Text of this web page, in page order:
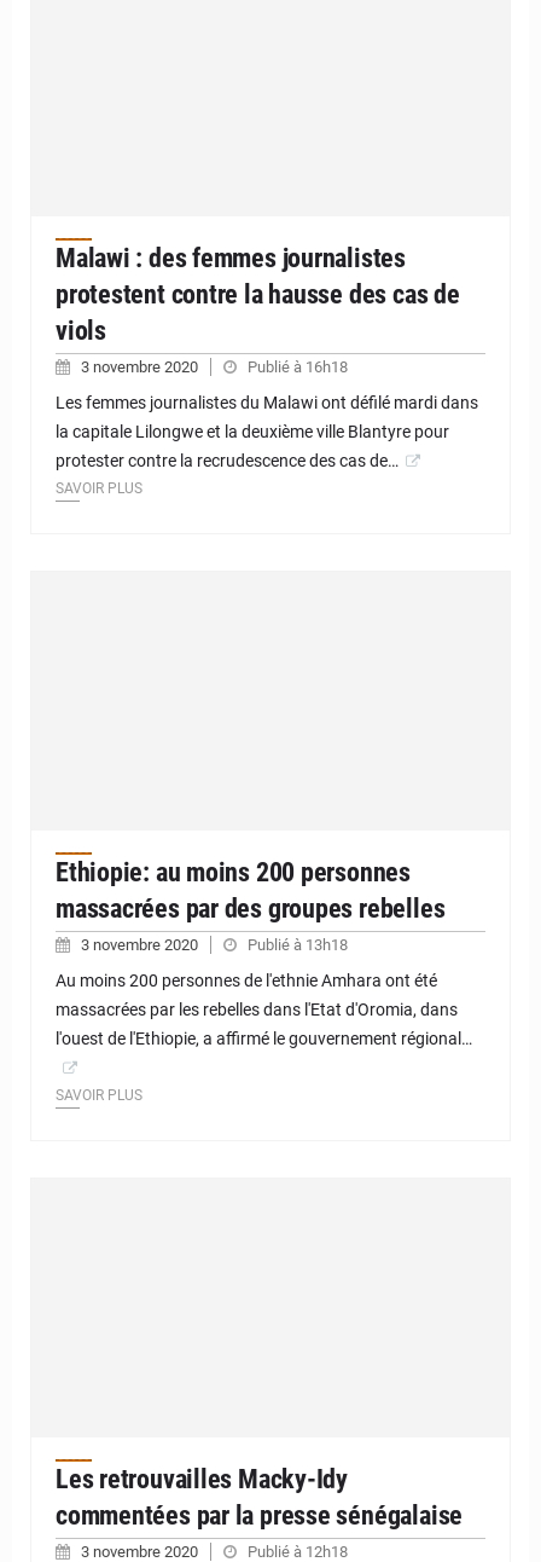
Malawi : des femmes journalistes
protestent contre la hausse des cas de
viols
3 novembre 2020 Publié à 16h18
Les femmes journalistes du Malawi ont défilé mardi dans
la capitale Lilongwe et la deuxième ville Blantyre pour
protester contre la recrudescence des cas de…
SAVOIR PLUS
Ethiopie: au moins 200 personnes
massacrées par des groupes rebelles
3 novembre 2020 Publié à 13h18
Au moins 200 personnes de l'ethnie Amhara ont été
massacrées par les rebelles dans l'Etat d'Oromia, dans
l'ouest de l'Ethiopie, a affirmé le gouvernement régional…
SAVOIR PLUS
Les retrouvailles Macky-Idy
commentées par la presse sénégalaise
3 novembre 2020 Publié à 12h18